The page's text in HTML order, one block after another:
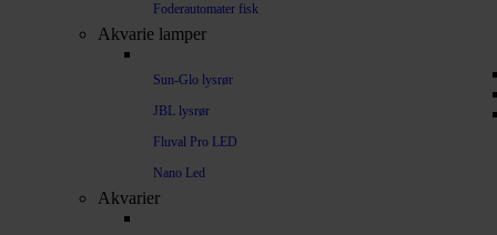
Foderautomater fisk
Akvarie lamper
Sun-Glo lysrør
JBL lysrør
Fluval Pro LED
Nano Led
Akvarier